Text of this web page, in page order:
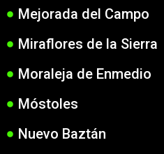
Mejorada del Campo
Miraflores de la Sierra
Moraleja de Enmedio
Móstoles
Nuevo Baztán